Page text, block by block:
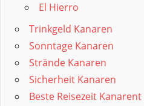
El Hierro
Trinkgeld Kanaren
Sonntage Kanaren
Strände Kanaren
Sicherheit Kanaren
Beste Reisezeit Kanarent